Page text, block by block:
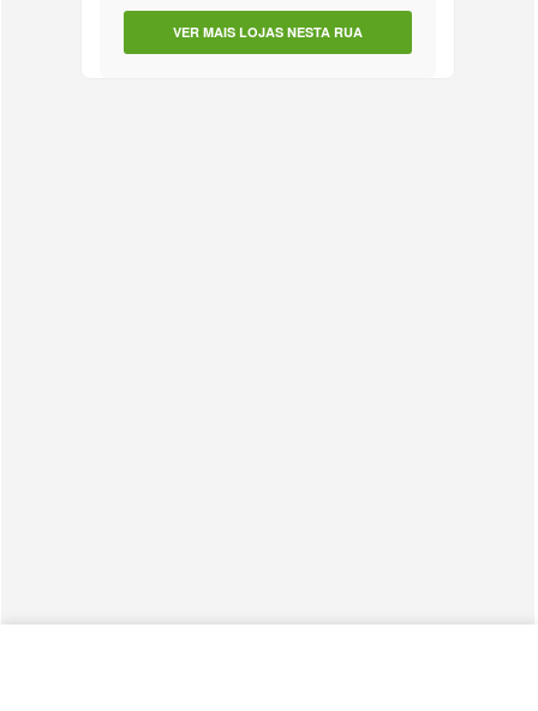
VER MAIS LOJAS NESTA RUA